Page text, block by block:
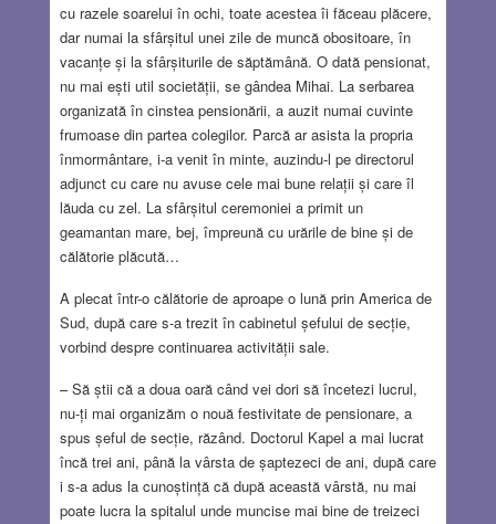
cu razele soarelui în ochi, toate acestea îi făceau plăcere,
dar numai la sfârșitul unei zile de muncă obositoare, în
vacanțe și la sfârșiturile de săptămână. O dată pensionat,
nu mai ești util societății, se gândea Mihai. La serbarea
organizată în cinstea pensionării, a auzit numai cuvinte
frumoase din partea colegilor. Parcă ar asista la propria
înmormântare, i-a venit în minte, auzindu-l pe directorul
adjunct cu care nu avuse cele mai bune relații și care îl
lăuda cu zel. La sfârșitul ceremoniei a primit un
geamantan mare, bej, împreună cu urările de bine și de
călătorie plăcută…
A plecat într-o călătorie de aproape o lună prin America de
Sud, după care s-a trezit în cabinetul șefului de secție,
vorbind despre continuarea activității sale.
– Să știi că a doua oară când vei dori să încetezi lucrul,
nu-ți mai organizăm o nouă festivitate de pensionare, a
spus șeful de secție, răzând. Doctorul Kapel a mai lucrat
încă trei ani, până la vârsta de șaptezeci de ani, după care
i s-a adus la cunoștință că după această vârstă, nu mai
poate lucra la spitalul unde muncise mai bine de treizeci